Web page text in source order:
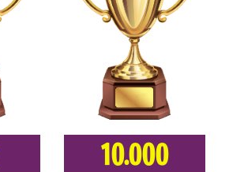
10.000